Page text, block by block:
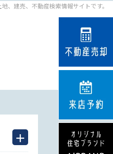
、建売、不動産検索情報サイトです。